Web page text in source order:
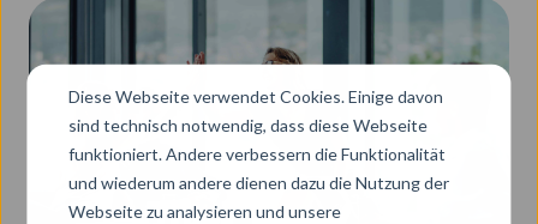
Diese Webseite verwendet Cookies. Einige davon
sind technisch notwendig, dass diese Webseite
funktioniert. Andere verbessern die Funktionalität
und wiederum andere dienen dazu die Nutzung der
Webseite zu analysieren und unsere